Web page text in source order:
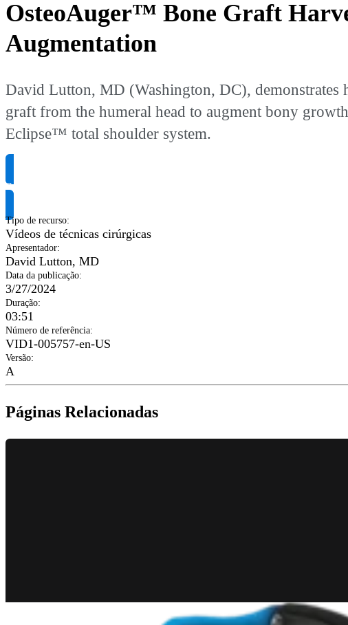
OsteoAuger™ Bone Graft
Augmentation
David Lutton, MD (Washington, DC),
graft from the humeral head to augment bony
Eclipse™ total shoulder system.
Solicite informação do produto
Tipo de recurso:
Vídeos de técnicas cirúrgicas
Apresentador:
David Lutton, MD
Data da publicação:
3/27/2024
Duração:
03:51
Número de referência:
VID1-005757-en-US
Versão:
A
Páginas Relacionadas